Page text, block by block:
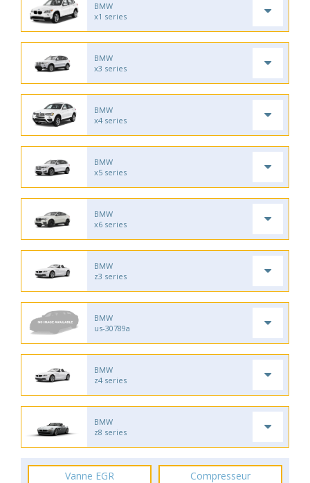
BMW
x1 series
BMW
x3 series
BMW
x4 series
BMW
x5 series
BMW
x6 series
BMW
z3 series
BMW
us-30789a
BMW
z4 series
BMW
z8 series
Vanne EGR Compresseur